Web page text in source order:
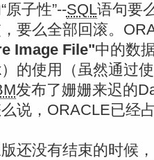
原子性”--SQL语句要
要么全部回滚。
Image File"中的数
）的使用（虽然通过
发布了姗姗来迟的
说，ORACLE已经
还没有结束的时候